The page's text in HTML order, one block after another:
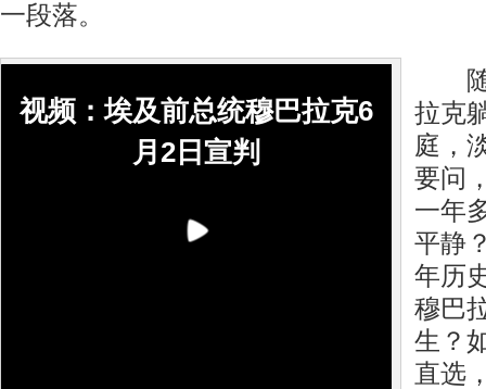
一段落。
视频：埃及前总统穆巴拉克6
月2日宣判
随
拉克
庭，
要问
一年
平静
年历
穆巴
生？
直选